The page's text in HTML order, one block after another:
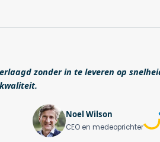
zonder in te leveren op
Noel Wilson
CEO en medeoprichter